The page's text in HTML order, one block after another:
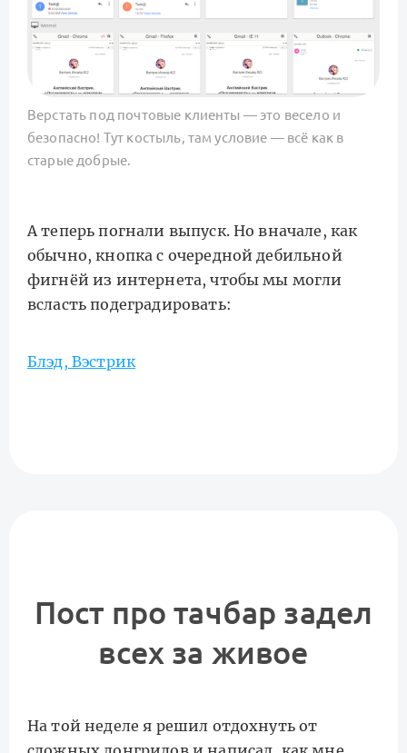
Верстать под почтовые клиенты — это весело и
безопасно! Тут костыль, там условие — всё как в
старые добрые.
А теперь погнали выпуск. Но вначале, как
обычно, кнопка с очередной дебильной
фигнёй из интернета, чтобы мы могли
всласть подеградировать:
Блэд, Вэстрик
Пост про тачбар задел
всех за живое
На той неделе я решил отдохнуть от